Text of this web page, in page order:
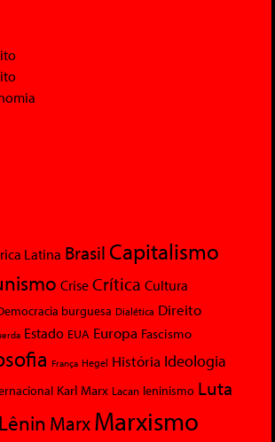
Latina Brasil Capitalismo
Crise Crítica Cultura
burguesa Dialética Direito
Estado EUA Europa Fascismo
França Hegel História Ideologia
Karl Marx Lacan leninismo Luta
Lênin MarxMarxismo